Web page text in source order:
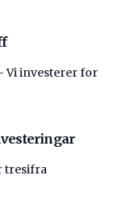
Vi investerer for
tresifra